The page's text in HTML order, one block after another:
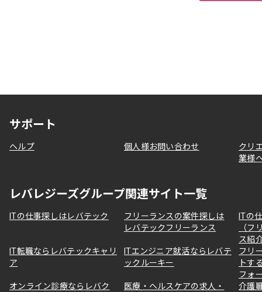
サポート
ヘルプ 個人様お問い合わせ
クリ
業様
レバレジーズグループ関連サイト一覧
ITの仕事探しはレバテック
フリーランスの案件探しは
レバテックフリーランス
ITの
（フ
ス紹
IT転職ならレバテックキャリ
ア
ITエンジニア就活ならレバテ
ックルーキー
フリ
トす
フォ
オンライン診療ならレバク
医療・ヘルスケアの求人・
介護